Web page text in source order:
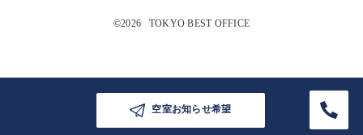
空室お知らせ希望
©2026 TOKYO BEST OFFICE